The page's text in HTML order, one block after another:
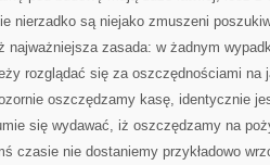
nierzadko są niejako zmuszeni
najważniejsza zasada: w żadnym
rozglądać się za oszczędnościami na
oszczędzamy kasę, identycznie
się wydawać, iż oszczędzamy na
czasie nie dostaniemy przykładowo